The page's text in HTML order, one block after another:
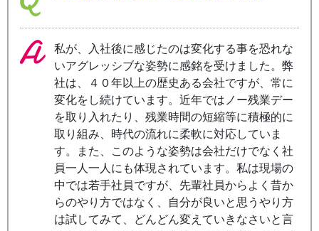
私が、入社後に感じたのは変化する事を恐れな
いアグレッシブな姿勢に感銘を受けました。弊
社は、４０年以上の歴史ある会社ですが、常に
変化をし続けています。近年ではノー残業デー
を取り入れたり、残業時間の短縮等に積極的に
取り組み、時代の流れに柔軟に対応していま
す。また、このような姿勢は会社だけでなく社
員一人一人にも体現されています。私は現場の
中では若手社員ですが、先輩社員からよく昔か
らのやり方ではなく、自分が良いと思うやり方
は試してみて、どんどん変えていきなさいと言